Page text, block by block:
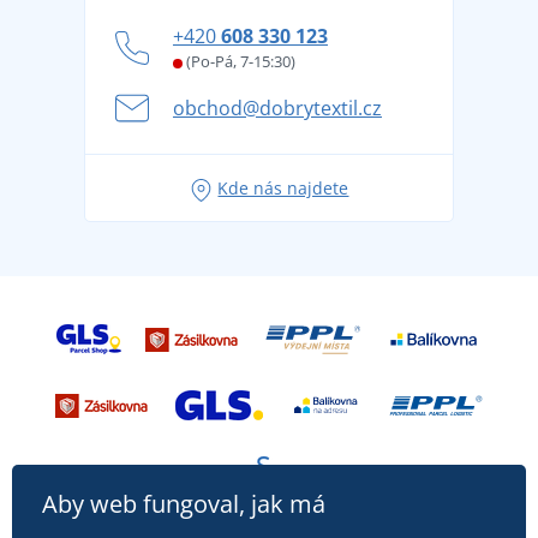
Věrnostní program BONTIS +
Letní dobrodružství začíná balením aneb připravte
se na dovolenou bez starostí
+420608 330 123
(Po-Pá, 7-15:30)
obchod@dobrytextil.cz
Kde nás najdete
Aby web fungoval, jak má